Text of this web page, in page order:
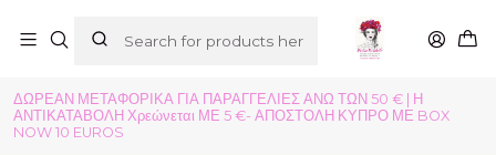
ΔΩΡΕΑΝ ΜΕΤΑΦΟΡΙΚΑ ΓΙΑ ΠΑΡΑΓΓΕΛΙΕΣ ΑΝΩ ΤΩΝ 50 € | Η
ΑΝΤΙΚΑΤΑΒΟΛΗ Χρεώνεται ΜΕ 5 €- ΑΠΟΣΤΟΛΗ ΚΥΠΡΟ ΜΕ BOX
NOW 10 EUROS